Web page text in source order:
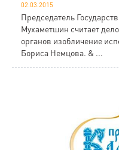
02.03.2015
Председатель
Мухаметшин считает
органов изобличение
Бориса Немцова. & ...